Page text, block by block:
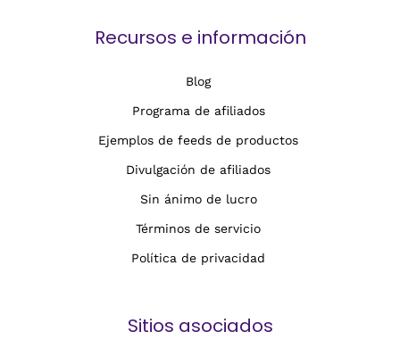
Recursos e información
Blog
Programa de afiliados
Ejemplos de feeds de productos
Divulgación de afiliados
Sin ánimo de lucro
Términos de servicio
Política de privacidad
Sitios asociados